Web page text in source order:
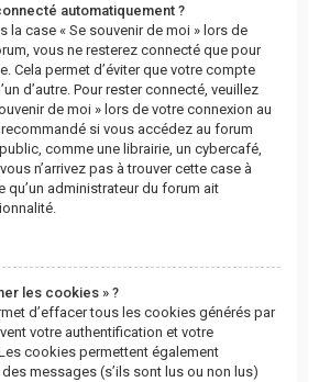
automatiquement ?
la case « Se souvenir de moi » lors de
vous ne resterez connecté que pour
Cela permet d’éviter que votre compte
d’autre. Pour rester connecté, veuillez
de moi » lors de votre connexion au
recommandé si vous accédez au forum
comme une librairie, un cybercafé,
n’arrivez pas à trouver cette case à
qu’un administrateur du forum ait
les cookies » ?
d’effacer tous les cookies générés par
votre authentification et votre
cookies permettent également
messages (s’ils sont lus ou non lus)